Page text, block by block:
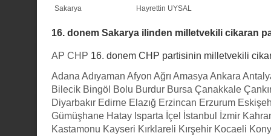
Sakarya
Hayrettin UYSAL
16. donem Sakarya ilinden milletvekili cikaran
AP CHP 16. donem CHP partisinin milletvekili
Adana Adıyaman Afyon Ağrı Amasya Ankara
Bilecik Bingöl Bolu Burdur Bursa Çanakkale
Diyarbakır Edirne Elazığ Erzincan Erzurum
Gümüşhane Hatay Isparta İçel İstanbul İzmir
Kastamonu Kayseri Kırklareli Kırşehir Kocaeli